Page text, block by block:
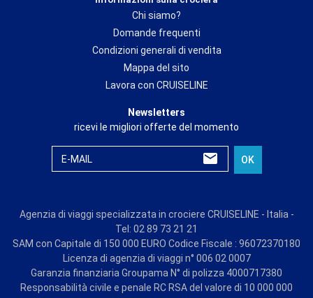
Chi siamo?
Domande frequenti
Condizioni generali di vendita
Mappa del sito
Lavora con CRUISELINE
Newsletters
ricevi le migliori offerte del momento
E-MAIL OK
Agenzia di viaggi specializzata in crociere CRUISELINE - Italia -
Tel: 02 89 73 21 21
SAM con Capitale di 150 000 EURO Codice Fiscale : 96072370180
Licenza di agenzia di viaggi n° 006 02 0007
Garanzia finanziaria Groupama N° di polizza 4000717380
Responsabilità civile e penale RC RSA del valore di 10 000 000